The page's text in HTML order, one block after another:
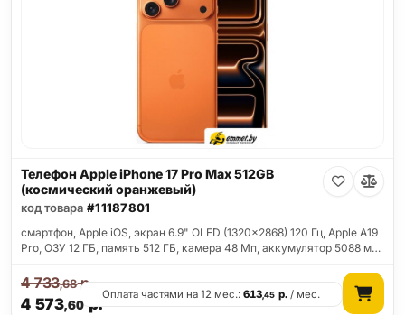
Телефон Apple iPhone 17 Pro Max 512GB
(космический оранжевый)
код товара #11187801
смартфон, Apple iOS, экран 6.9" OLED (1320x2868) 120 Гц, Apple A19
Pro, ОЗУ 12 ГБ, память 512 ГБ, камера 48 Мп, аккумулятор 5088 м…
4 573,60 р.
4 733,68р.
Оплата частями на 12 мес.:613,45 р./ мес.